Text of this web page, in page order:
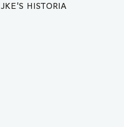
JKE'S HISTORIA